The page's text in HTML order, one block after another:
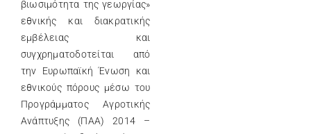
βιωσιμότητα της γεωργίας»
εθνικής και διακρατικής
εμβέλειας και
συγχρηματοδοτείται από
την Ευρωπαϊκή Ένωση και
εθνικούς πόρους μέσω του
Προγράμματος Αγροτικής
Ανάπτυξης (ΠΑΑ) 2014 –